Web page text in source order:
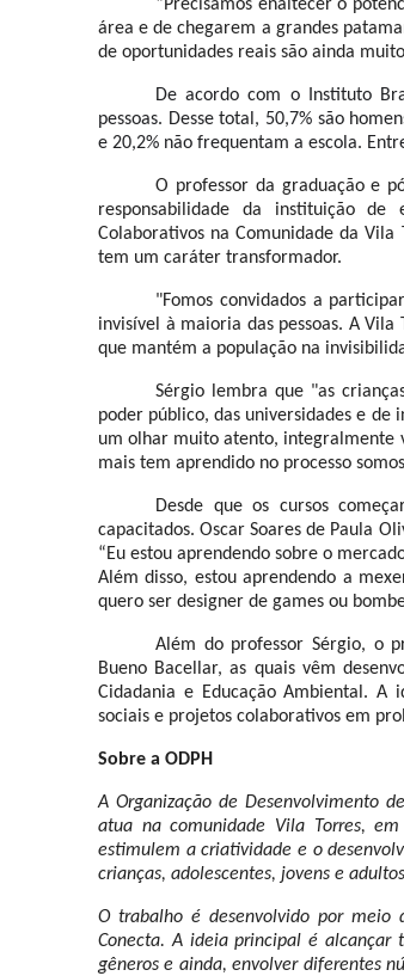
“Precisamos enaltecer o
área e de chegarem a grandes
de oportunidades reais são ainda
De acordo com o Instituto
pessoas. Desse total, 50,7% são
e 20,2% não frequentam a escola.
O professor da graduação e
responsabilidade da instituição
Colaborativos na Comunidade da
tem um caráter transformador.
"Fomos convidados a
invisível à maioria das pessoas. A
que mantém a população na
Sérgio lembra que "as
poder público, das universidades e de
um olhar muito atento, integralmente
mais tem aprendido no processo
Desde que os cursos
capacitados. Oscar Soares de Paula
“Eu estou aprendendo sobre o
Além disso, estou aprendendo a
quero ser designer de games ou
Além do professor Sérgio, o
Bueno Bacellar, as quais vêm
Cidadania e Educação Ambiental. A
sociais e projetos colaborativos em
Sobre a ODPH
A Organização de Desenvolvimento
atua na comunidade Vila Torres,
estimulem a criatividade e o
crianças, adolescentes, jovens e
O trabalho é desenvolvido por meio
Conecta. A ideia principal é alcançar
gêneros e ainda, envolver diferentes